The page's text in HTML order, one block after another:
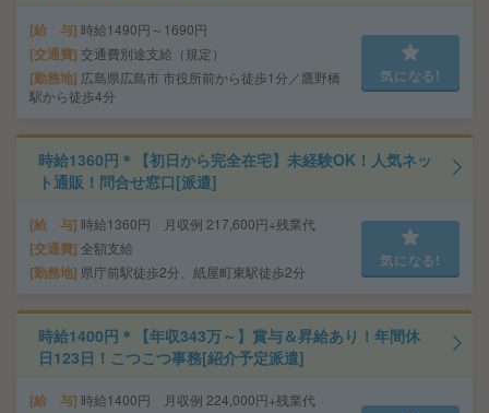
給 与 時給1490円～1690円
交通費 交通費別途支給（規定）
勤務地 広島県広島市 市役所前から徒歩1分／鷹野橋
駅から徒歩4分
気になる!
時給1360円＊【初日から完全在宅】未経験OK！人気ネッ
ト通販！問合せ窓口[派遣]
給 与 時給1360円 月収例 217,600円+残業代
交通費 全額支給
勤務地 県庁前駅徒歩2分、紙屋町東駅徒歩2分
気になる!
時給1400円＊【年収343万～】賞与＆昇給あり！年間休
日123日！こつこつ事務[紹介予定派遣]
給 与 時給1400円 月収例 224,000円+残業代